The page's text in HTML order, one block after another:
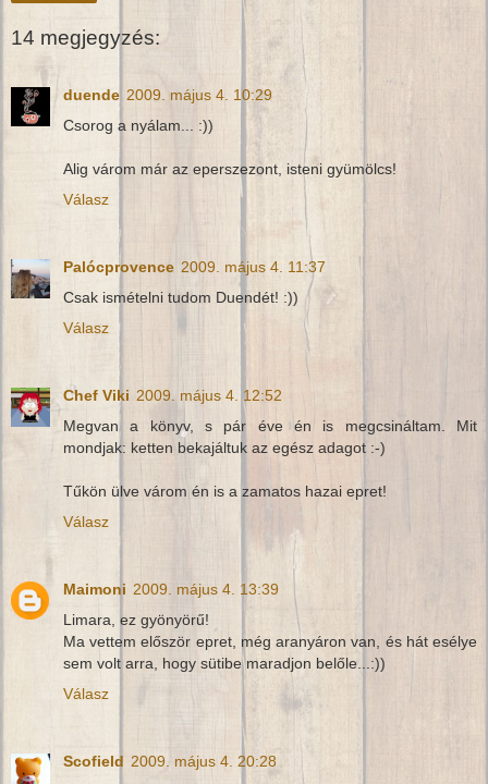
14 megjegyzés:
duende 2009. május 4. 10:29
Csorog a nyálam... :))
Alig várom már az eperszezont, isteni gyümölcs!
Válasz
Palócprovence 2009. május 4. 11:37
Csak ismételni tudom Duendét! :))
Válasz
Chef Viki 2009. május 4. 12:52
Megvan a könyv, s pár éve én is megcsináltam. Mit
mondjak: ketten bekajáltuk az egész adagot :-)
Tűkön ülve várom én is a zamatos hazai epret!
Válasz
Maimoni 2009. május 4. 13:39
Limara, ez gyönyörű!
Ma vettem először epret, még aranyáron van, és hát esélye
sem volt arra, hogy sütibe maradjon belőle...:))
Válasz
Scofield 2009. május 4. 20:28